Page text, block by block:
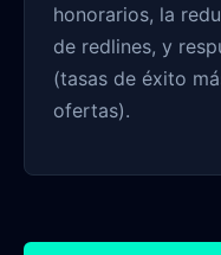
honorarios, la
de redlines, y
(tasas de éxito
ofertas).